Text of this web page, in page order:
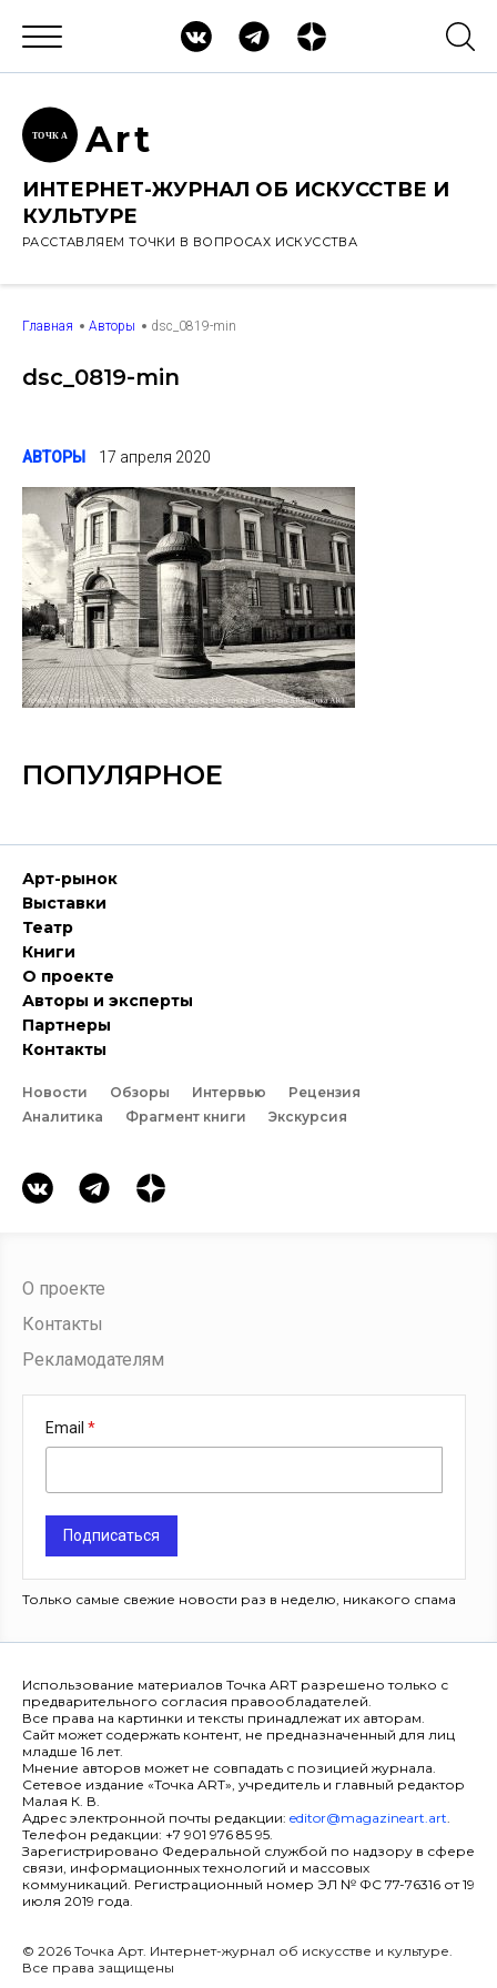
ТОЧК А Art
ИНТЕРНЕТ-ЖУРНАЛ ОБ ИСКУССТВЕ И
КУЛЬТУРЕ
РАССТАВЛЯЕМ ТОЧКИ В ВОПРОСАХ ИСКУССТВА
Главная Авторы dsc_0819-min
dsc_0819-min
АВТОРЫ 17 апреля 2020
ПОПУЛЯРНОЕ
Арт-рынок
Выставки
Театр
Книги
О проекте
Авторы и эксперты
Партнеры
Контакты
Новости Обзоры Интервью
Рецензия
Аналитика
Фрагмент книги Экскурсия
О проекте
Контакты
Рекламодателям
Email
Подписаться
Только самые свежие новости раз в неделю, никакого спама
Использование материалов Точка ART разрешено только с
предварительного согласия правообладателей.
Все права на картинки и тексты принадлежат их авторам.
Сайт может содержать контент, не предназначенный для лиц
младше 16 лет.
Мнение авторов может не совпадать с позицией журнала.
Сетевое издание «Точка ART», учредитель и главный редактор
Малая К. В.
Адрес электронной почты редакции: editor@magazineart.art.
Телефон редакции: +7 901 976 85 95.
Зарегистрировано Федеральной службой по надзору в сфере
связи, информационных технологий и массовых
коммуникаций. Регистрационный номер ЭЛ № ФС 77-76316 от 19
июля 2019 года.
© 2026 Точка Арт. Интернет-журнал об искусстве и культуре.
Все права защищены